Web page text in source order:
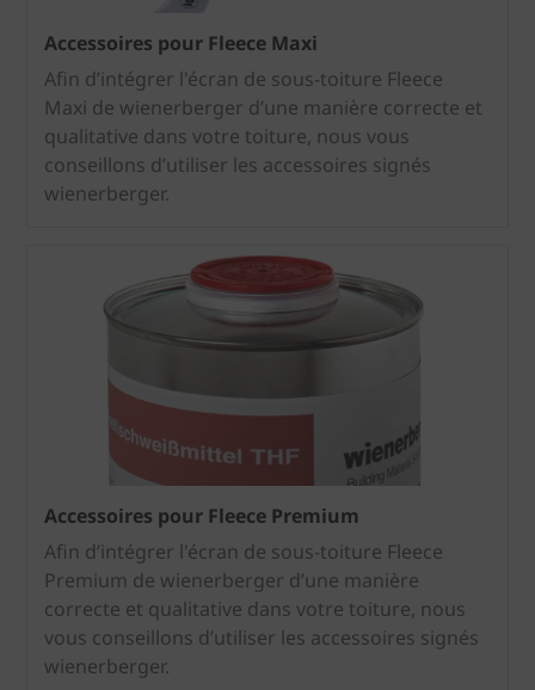
Accessoires pour Fleece Maxi
Afin d’intégrer l'écran de sous-toiture Fleece
Maxi de wienerberger d’une manière correcte et
qualitative dans votre toiture, nous vous
conseillons d’utiliser les accessoires signés
wienerberger.
Accessoires pour Fleece Premium
Afin d’intégrer l'écran de sous-toiture Fleece
Premium de wienerberger d’une manière
correcte et qualitative dans votre toiture, nous
vous conseillons d’utiliser les accessoires signés
wienerberger.